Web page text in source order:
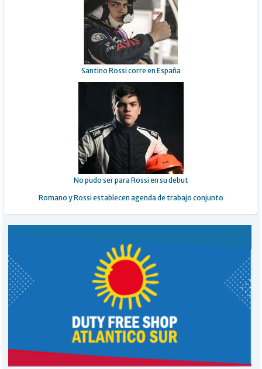
Santino Rossi corre en España
No pudo ser para Rossi en su debut
Romano y Rossi establecen agenda de trabajo conjunto